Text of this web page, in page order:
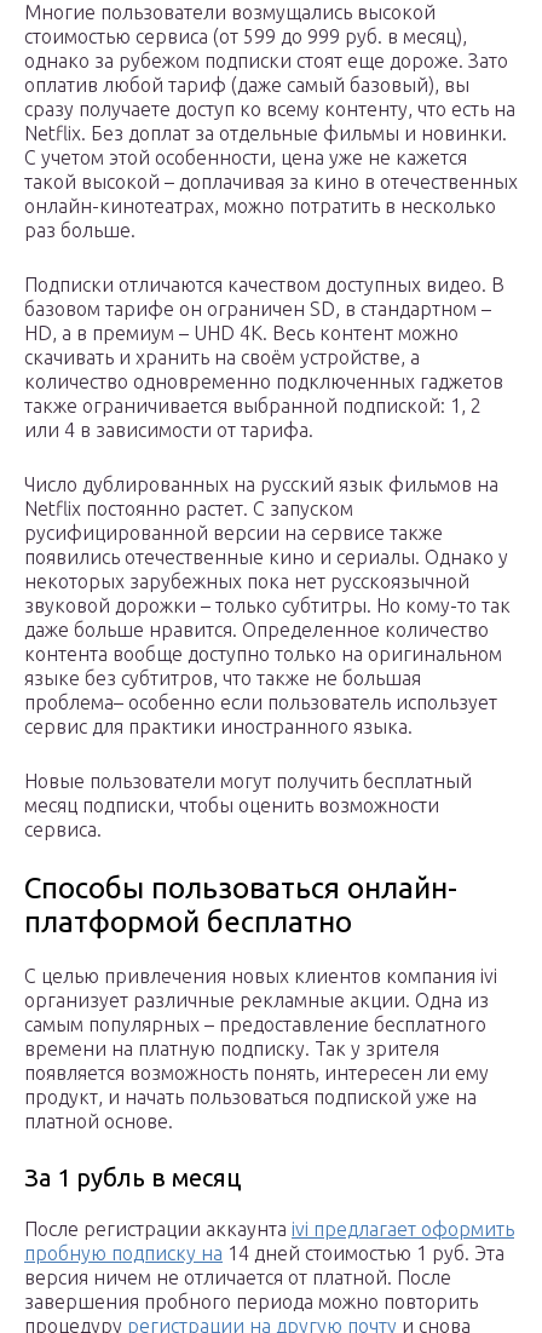
Многие пользователи возмущались высокой
стоимостью сервиса (от 599 до 999 руб. в месяц),
однако за рубежом подписки стоят еще дороже. Зато
оплатив любой тариф (даже самый базовый), вы
сразу получаете доступ ко всему контенту, что есть на
Netflix. Без доплат за отдельные фильмы и новинки.
С учетом этой особенности, цена уже не кажется
такой высокой – доплачивая за кино в отечественных
онлайн-кинотеатрах, можно потратить в несколько
раз больше.
Подписки отличаются качеством доступных видео. В
базовом тарифе он ограничен SD, в стандартном –
HD, а в премиум – UHD 4K. Весь контент можно
скачивать и хранить на своём устройстве, а
количество одновременно подключенных гаджетов
также ограничивается выбранной подпиской: 1, 2
или 4 в зависимости от тарифа.
Число дублированных на русский язык фильмов на
Netflix постоянно растет. С запуском
русифицированной версии на сервисе также
появились отечественные кино и сериалы. Однако у
некоторых зарубежных пока нет русскоязычной
звуковой дорожки – только субтитры. Но кому-то так
даже больше нравится. Определенное количество
контента вообще доступно только на оригинальном
языке без субтитров, что также не большая
проблема– особенно если пользователь использует
сервис для практики иностранного языка.
Новые пользователи могут получить бесплатный
месяц подписки, чтобы оценить возможности
сервиса.
Способы пользоваться онлайн-
платформой бесплатно
С целью привлечения новых клиентов компания ivi
организует различные рекламные акции. Одна из
самым популярных – предоставление бесплатного
времени на платную подписку. Так у зрителя
появляется возможность понять, интересен ли ему
продукт, и начать пользоваться подпиской уже на
платной основе.
За 1 рубль в месяц
После регистрации аккаунта ivi предлагает оформить
пробную подписку на 14 дней стоимостью 1 руб. Эта
версия ничем не отличается от платной. После
завершения пробного периода можно повторить
процедуру регистрации на другую почту и снова